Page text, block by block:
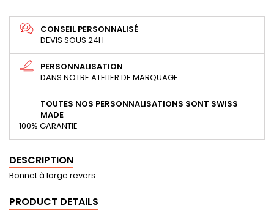
CONSEIL PERSONNALISÉ
DEVIS SOUS 24H
PERSONNALISATION
DANS NOTRE ATELIER DE MARQUAGE
TOUTES NOS PERSONNALISATIONS SONT SWISS
MADE
100% GARANTIE
DESCRIPTION
Bonnet à large revers.
PRODUCT DETAILS